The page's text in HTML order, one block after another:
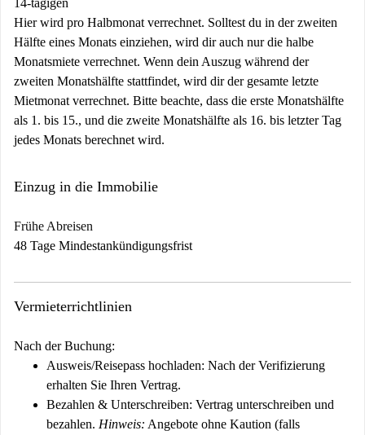
Hier wird pro Halbmonat verrechnet. Solltest du in der zweiten
Hälfte eines Monats einziehen, wird dir auch nur die halbe
Monatsmiete verrechnet. Wenn dein Auszug während der
zweiten Monatshälfte stattfindet, wird dir der gesamte letzte
Mietmonat verrechnet. Bitte beachte, dass die erste Monatshälfte
als 1. bis 15., und die zweite Monatshälfte als 16. bis letzter Tag
jedes Monats berechnet wird.
Einzug in die Immobilie
Frühe Abreisen
48 Tage Mindestankündigungsfrist
Vermieterrichtlinien
Nach der Buchung:
Ausweis/Reisepass hochladen: Nach der Verifizierung
erhalten Sie Ihren Vertrag.
Bezahlen & Unterschreiben: Vertrag unterschreiben und
bezahlen. Hinweis: Angebote ohne Kaution (falls